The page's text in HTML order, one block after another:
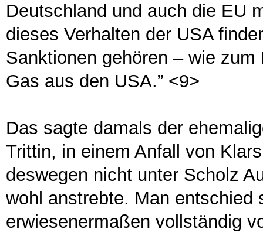
Deutschland und auch die EU
dieses Verhalten der USA
Sanktionen gehören – wie
Gas aus den USA.” <9>
Das sagte damals der
Trittin, in einem Anfall von
deswegen nicht unter Scholz
wohl anstrebte. Man entschied
erwiesenermaßen vollständig